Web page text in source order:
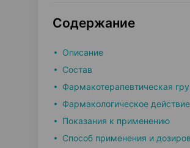
Содержание
Описание
Состав
Фармакотерапевтическая
Фармакологическое действие
Показания к применению
Способ применения и